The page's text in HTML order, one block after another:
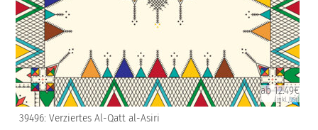
ab 12.49€
(inkl. USt)
39496: Verziertes Al-Qatt al-Asiri